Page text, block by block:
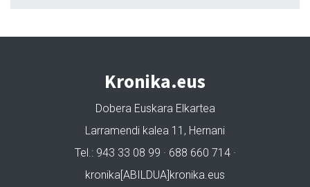
Kronika.eus
Dobera Euskara Elkartea
Larramendi kalea 11, Hernani
Tel.: 943 33 08 99 · 688 660 714 ·
kronika[ABILDUA]kronika.eus